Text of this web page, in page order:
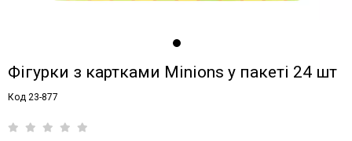
Фігурки з картками Minions у пакеті 24 шт
Код 23-877